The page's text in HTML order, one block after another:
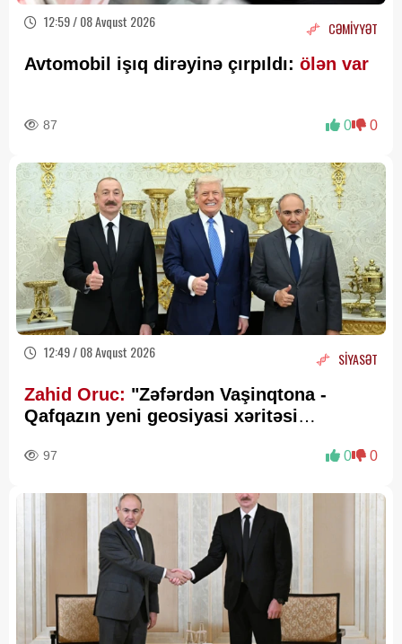
12:59 / 08 Avqust 2026 CƏMİYYƏT
Avtomobil işıq dirəyinə çırpıldı: ölən var
87 0 0
12:49 / 08 Avqust 2026 SİYASƏT
Zahid Oruc: "Zəfərdən Vaşinqtona -
Qafqazın yeni geosiyasi xəritəsi
97 0 0